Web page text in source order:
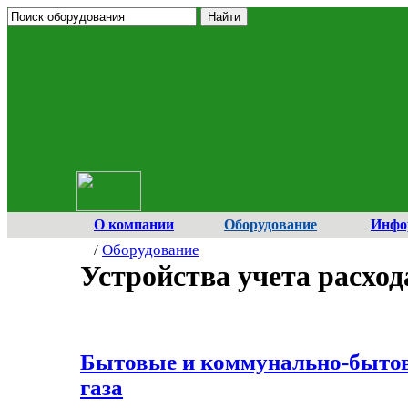
О компании Оборудование
/ Оборудование
Устройства учета
Бытовые и коммунально-
газа